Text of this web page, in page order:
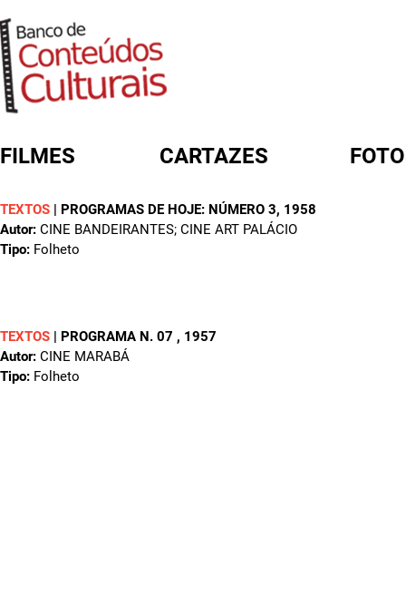
FILMES CARTAZES
TEXTOS | PROGRAMAS DE HOJE: NÚMERO 3, 1958
Autor: CINE BANDEIRANTES; CINE ART PALÁCIO
Tipo: Folheto
TEXTOS | PROGRAMA N. 07 , 1957
Autor: CINE MARABÁ
Tipo: Folheto
FORMULÁRIO DE BUSCA